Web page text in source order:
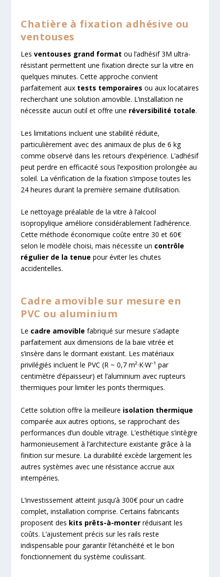
Chatière à fixation adhésive ou
ventouses
Lesventouses grand format ou l’adhésif 3M ultra-
résistant permettent une fixation directe sur la vitre en
quelques minutes. Cette approche convient
parfaitement aux tests temporaires ou aux locataires
recherchant une solution amovible. L’installation ne
nécessite aucun outil et offre une réversibilité totale.
Les limitations incluent une stabilité réduite,
particulièrement avec des animaux de plus de 6 kg
comme observé dans les retours d’expérience. L’adhésif
peut perdre en efficacité sous l’exposition prolongée au
soleil. La vérification de la fixation s’impose toutes les
24 heures durant la première semaine d’utilisation.
Le nettoyage préalable de la vitre à l’alcool
isopropylique améliore considérablement l’adhérence.
Cette méthode économique coûte entre 30 et 60€
selon le modèle choisi, mais nécessite un contrôle
régulier de la tenue pour éviter les chutes
accidentelles.
Cadre amovible sur mesure en
PVC ou aluminium
Le cadre amovible fabriqué sur mesure s’adapte
parfaitement aux dimensions de la baie vitrée et
s’insère dans le dormant existant. Les matériaux
privilégiés incluent le PVC (R ~ 0,7 m²·K·W⁻¹ par
centimètre d’épaisseur) et l’aluminium avec rupteurs
thermiques pour limiter les ponts thermiques.
Cette solution offre la meilleure isolation thermique
comparée aux autres options, se rapprochant des
performances d’un double vitrage. L’esthétique s’intègre
harmonieusement à l’architecture existante grâce à la
finition sur mesure. La durabilité excède largement les
autres systèmes avec une résistance accrue aux
intempéries.
L’investissement atteint jusqu’à 300€ pour un cadre
complet, installation comprise. Certains fabricants
proposent des kits prêts-à-monter réduisant les
coûts. L’ajustement précis sur les rails reste
indispensable pour garantir l’étanchéité et le bon
fonctionnement du système coulissant.